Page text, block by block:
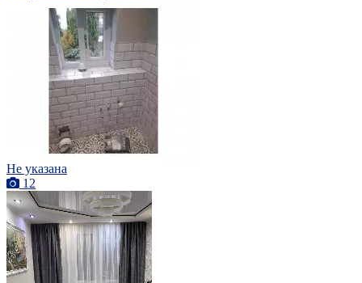
Не указана
12